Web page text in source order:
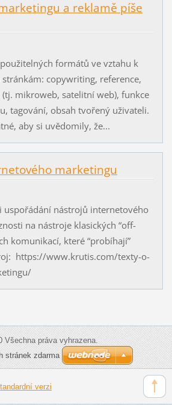
a reklamě píše
formátů ve vztahu k
copywriting, reference,
mikroweb, satelitní web), funkce
tagování, obsah tvořený uživateli.
aby si uvědomily, že...
marketingu
uspořádání nástrojů internetového
na nástroje klasických “off-
komunikací, které “probíhají”
https://www.krutis.com/texty-o-
Všechna práva vyhrazena.
stránek zdarma
verzi